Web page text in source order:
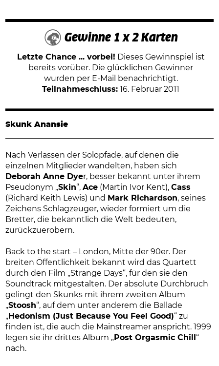
Gewinne 1 x 2 Karten
Letzte Chance ... vorbei! Dieses Gewinnspiel ist
bereits vorüber. Die glücklichen Gewinner
wurden per E-Mail benachrichtigt.
Teilnahmeschluss: 16. Februar 2011
Skunk Anansie
Nach Verlassen der Solopfade, auf denen die
einzelnen Mitglieder wandelten, haben sich
Deborah Anne Dyer, besser bekannt unter ihrem
Pseudonym „Skin“,Ace (Martin Ivor Kent),Cass
(Richard Keith Lewis) und Mark Richardson, seines
Zeichens Schlagzeuger, wieder formiert um die
Bretter, die bekanntlich die Welt bedeuten,
zurückzuerobern.
Back to the start – London, Mitte der 90er. Der
breiten Öffentlichkeit bekannt wird das Quartett
durch den Film „Strange Days“, für den sie den
Soundtrack mitgestalten. Der absolute Durchbruch
gelingt den Skunks mit ihrem zweiten Album
„Stoosh“, auf dem unter anderem die Ballade
„ Hedonism (Just Because You Feel Good)“ zu
finden ist, die auch die Mainstreamer anspricht. 1999
legen sie ihr drittes Album „ Post Orgasmic Chill “
nach.